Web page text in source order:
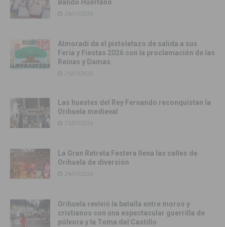
Bando Huertano
26/07/2026
Almoradí da el pistoletazo de salida a sus
Feria y Fiestas 2026 con la proclamación de las
Reinas y Damas
25/07/2026
Las huestes del Rey Fernando reconquistan la
Orihuela medieval
25/07/2026
La Gran Retreta Festera llena las calles de
Orihuela de diversión
24/07/2026
Orihuela revivió la batalla entre moros y
cristianos con una espectacular guerrilla de
pólvora y la Toma del Castillo